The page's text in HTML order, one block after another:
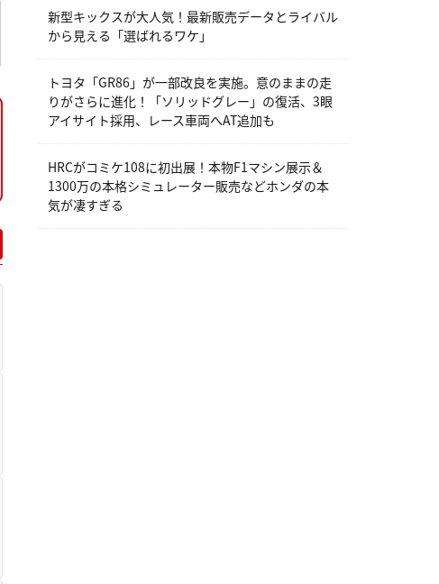
新型キックスが大人気！最新販売データとライバル
から見える「選ばれるワケ」
トヨタ「GR86」が一部改良を実施。意のままの走
りがさらに進化！「ソリッドグレー」の復活、3眼
アイサイト採用、レース車両へAT追加も
HRCがコミケ108に初出展！本物F1マシン展示＆
1300万の本格シミュレーター販売などホンダの本
気が凄すぎる